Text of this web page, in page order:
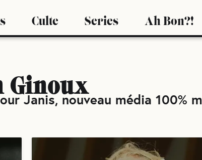
Culte Series Ah Bon?!
Ginoux
Janis, nouveau média 100%